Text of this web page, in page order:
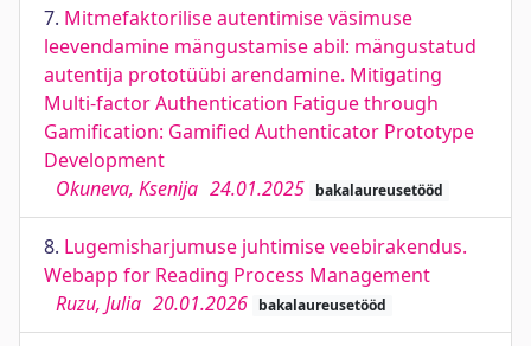
7. Mitmefaktorilise autentimise väsimuse
leevendamine mängustamise abil: mängustatud
autentija prototüübi arendamine. Mitigating
Multi-factor Authentication Fatigue through
Gamification: Gamified Authenticator Prototype
Development
Okuneva, Ksenija 24.01.2025 bakalaureusetööd
8. Lugemisharjumuse juhtimise veebirakendus.
Webapp for Reading Process Management
Ruzu, Julia 20.01.2026 bakalaureusetööd